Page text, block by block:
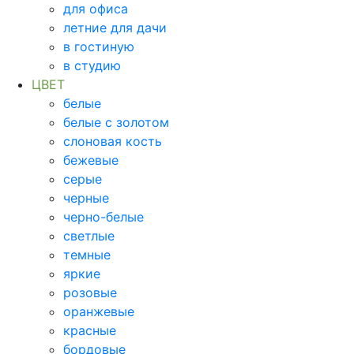
для офиса
летние для дачи
в гостиную
в студию
ЦВЕТ
белые
белые с золотом
слоновая кость
бежевые
серые
черные
черно-белые
светлые
темные
яркие
розовые
оранжевые
красные
бордовые